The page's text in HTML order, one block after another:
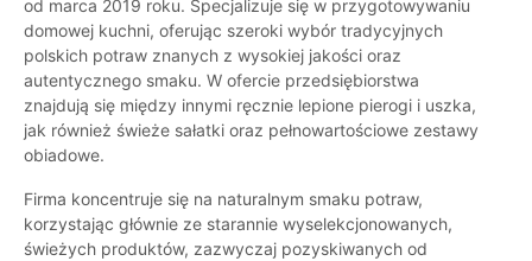
od marca 2019 roku. Specjalizuje się w przygotowywaniu
domowej kuchni, oferując szeroki wybór tradycyjnych
polskich potraw znanych z wysokiej jakości oraz
autentycznego smaku. W ofercie przedsiębiorstwa
znajdują się między innymi ręcznie lepione pierogi i uszka,
jak również świeże sałatki oraz pełnowartościowe zestawy
obiadowe.
Firma koncentruje się na naturalnym smaku potraw,
korzystając głównie ze starannie wyselekcjonowanych,
świeżych produktów, zazwyczaj pozyskiwanych od